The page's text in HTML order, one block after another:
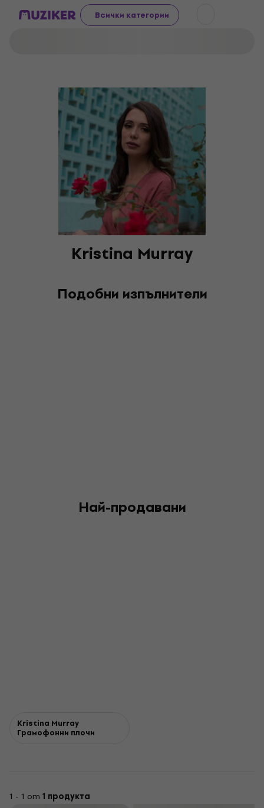
Всички категории
Kristina Murray
Подобни изпълнители
Най-продавани
Kristina Murray
Грамофонни плочи
1 - 1 от 1 продукта